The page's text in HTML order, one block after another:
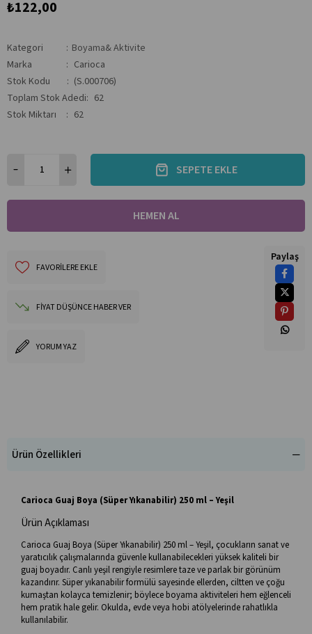
₺122,00
Kategori : Boyama& Aktivite
Marka
: Carioca
Stok Kodu
(S.000706)
Toplam Stok Adedi: 62
Stok Miktarı
: 62
FAVORILERE EKLE
FIYAT DÜŞÜNCE HABER VER
YORUM YAZ
Paylaş
Ürün Özellikleri
Carioca Guaj Boya (Süper Yıkanabilir) 250 ml – Yeşil
Ürün Açıklaması
Carioca Guaj Boya (Süper Yıkanabilir) 250 ml – Yeşil, çocukların sanat ve
yaratıcılık çalışmalarında güvenle kullanabilecekleri yüksek kaliteli bir
guaj boyadır. Canlı yeşil rengiyle resimlere taze ve parlak bir görünüm
kazandırır. Süper yıkanabilir formülü sayesinde ellerden, ciltten ve çoğu
kumaştan kolayca temizlenir; böylece boyama aktiviteleri hem eğlenceli
hem pratik hale gelir. Okulda, evde veya hobi atölyelerinde rahatlıkla
kullanılabilir.